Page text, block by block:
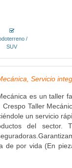
/
SUV
Servicio
es un taller
Crespo Taller
un servicio
del sector.
de por vida (En